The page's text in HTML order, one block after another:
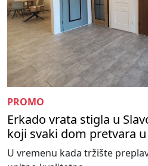
PROMO
Erkado vrata stigla u
koji svaki dom pretvara
U vremenu kada tržište